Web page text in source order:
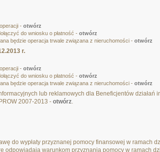
- otwórz
do wniosku o płatność - otwórz
będzie operacja trwale związana z nieruchomości - otwórz
r.
- otwórz
do wniosku o płatność - otwórz
będzie operacja trwale związana z nieruchomości - otwórz
lub reklamowych dla Beneficjentów działań
2007-2013 - otwórz.
do wypłaty przyznanej pomocy finansowej w ramach
odpowiadają warunkom przyznania pomocy w ramach